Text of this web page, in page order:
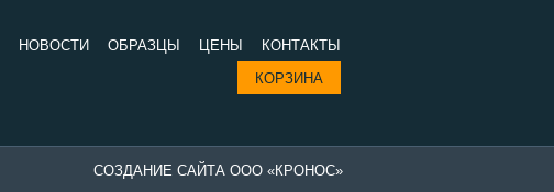
НОВОСТИ ОБРАЗЦЫ ЦЕНЫ
КОНТАКТЫ
КОРЗИНА
СОЗДАНИЕ САЙТА ООО «КРОНОС»
Изготовление печатей в компании "Все печати и штампы" -